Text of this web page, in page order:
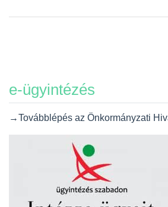
e-ügyintézés
→Továbblépés az Önkormányzati